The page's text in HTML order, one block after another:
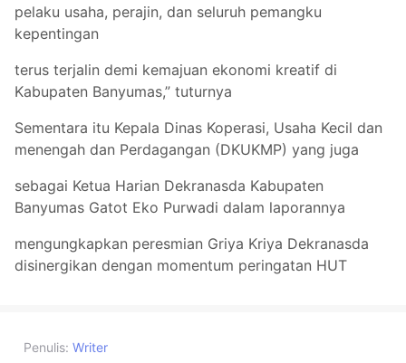
pelaku usaha, perajin, dan seluruh pemangku
kepentingan
terus terjalin demi kemajuan ekonomi kreatif di
Kabupaten Banyumas,” tuturnya
Sementara itu Kepala Dinas Koperasi, Usaha Kecil dan
menengah dan Perdagangan (DKUKMP) yang juga
sebagai Ketua Harian Dekranasda Kabupaten
Banyumas Gatot Eko Purwadi dalam laporannya
mengungkapkan peresmian Griya Kriya Dekranasda
disinergikan dengan momentum peringatan HUT
Penulis: Writer